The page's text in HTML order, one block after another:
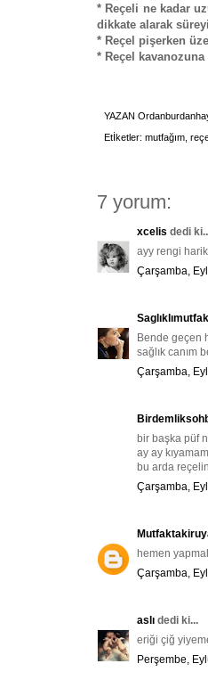
* Reçeli ne kadar
dikkate alarak
* Reçel pişerken
* Reçel
YAZAN
Etİketler: mutfağım
7 yorum:
xcelis dedi
ayy rengi
Çarşamba,
Saglıklımutfak
Bende geçen
sağlık canım
Çarşamba,
bir başka püf
ay ay
bu arda
Çarşamba,
hemen
Çarşamba,
aslı dedi ki...
eriği çiğ
Perşembe,